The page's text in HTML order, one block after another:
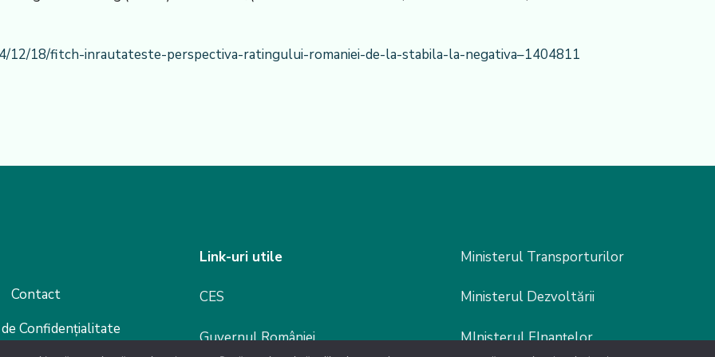
12/18/fitch-inrautateste-perspectiva-ratingului-romaniei-de-la-stabila-la-negativa–1404811
Contact
Confidențialitate
Link-uri utile
CES
Guvernul României
Ministerul Transporturilor
Ministerul Dezvoltării
MInisterul FInanțelor